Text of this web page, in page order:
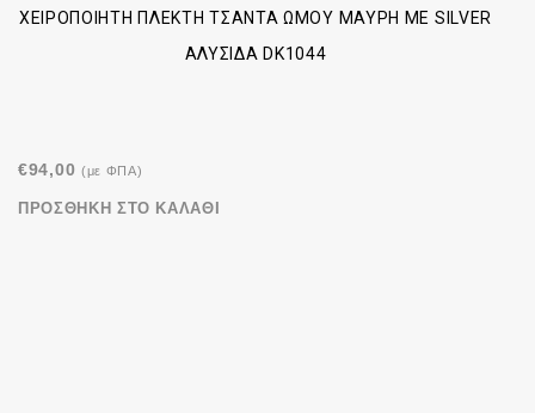
ΧΕΙΡΟΠΟΊΗΤΗ ΠΛΕΚΤΉ ΤΣΆΝΤΑ ΏΜΟΥ ΜΑΎΡΗ ΜΕ SILVER
ΑΛΥΣΊΔΑ DK1044
€94,00 (με ΦΠΑ)
ΠΡΟΣΘΉΚΗ ΣΤΟ ΚΑΛΆΘΙ